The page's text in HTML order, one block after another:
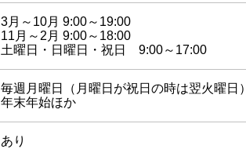
3月～10月 9:00～19:00
11月～2月 9:00～18:00
土曜日・日曜日・祝日 9:00～17:00
毎週月曜日（月曜日が祝日の時は翌火曜日）
年末年始ほか
あり